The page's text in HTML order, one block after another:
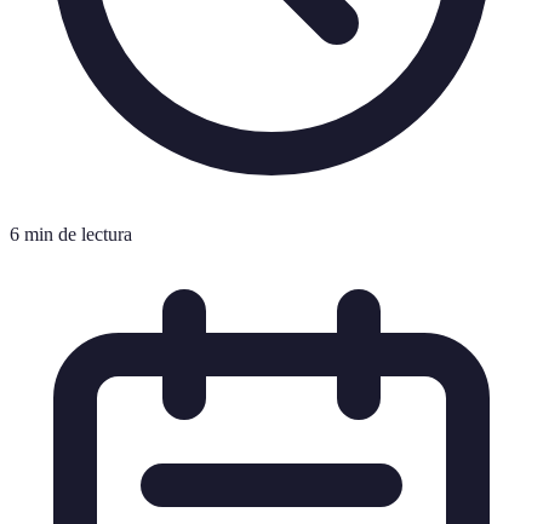
6 min de lectura